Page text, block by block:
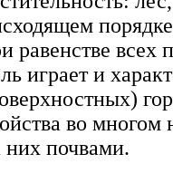
равенстве всех
играет и
во
них почвами.